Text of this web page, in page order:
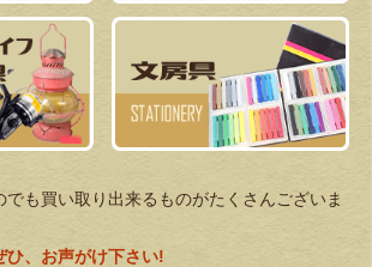
も買い取り出来るものがたくさんございま
ひ、お声がけ下さい!